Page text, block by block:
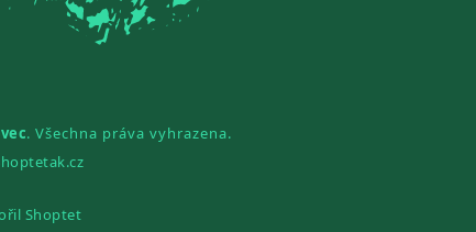
. Všechna práva vyhrazena.
Shoptet